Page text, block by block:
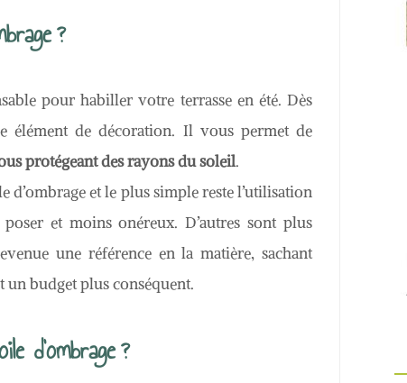
?
pour habiller votre terrasse en été. Dès
élément de décoration. Il vous permet de
protégeant des rayons du soleil.
et le plus simple reste l’utilisation
et moins onéreux. D’autres sont plus
une référence en la matière, sachant
un budget plus conséquent.
d’ombrage ?